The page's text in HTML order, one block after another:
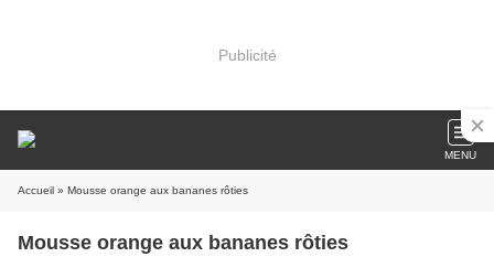
Publicité
MENU
Accueil » Mousse orange aux bananes rôties
Mousse orange aux bananes rôties